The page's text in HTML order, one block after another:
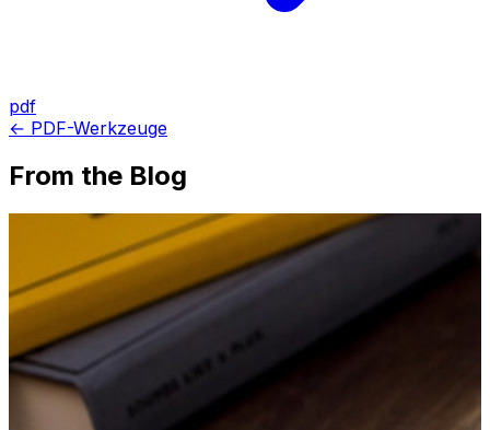
pdf
← PDF-Werkzeuge
From the Blog